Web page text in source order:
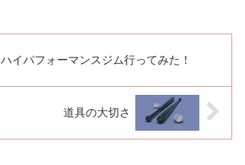
ハイパフォーマンスジム行ってみた！
道具の大切さ